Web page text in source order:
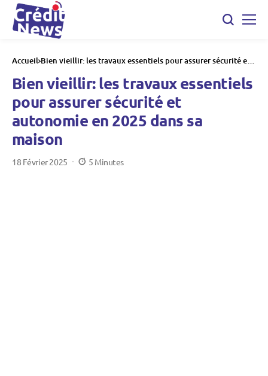
Accueil Bien vieillir: les travaux essentiels pour assurer sécurité et
autonomie en 2025 dans sa maison
Bien vieillir: les travaux essentiels
pour assurer sécurité et
autonomie en 2025 dans sa
maison
18 Février 2025 5 Minutes